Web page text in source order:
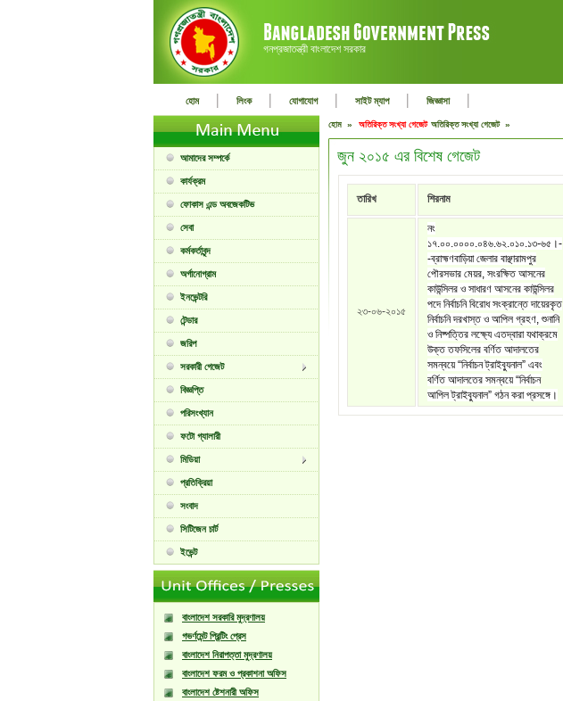
গনপ্রজাতন্ত্রী বাংলাদেশ সরকার
হোম | লিংক | যোগাযোগ | সাইট ম্যাপ | জিজ্ঞাসা |
আমাদের সম্পর্কে
কার্যক্রম
ফোকাস এন্ড অবজেকটিভ
সেবা
কর্মকর্তাবৃন্দ
অর্গানোগ্রাম
ইনভেন্টরি
টেন্ডার
জরিপ
সরকারী গেজেট
বিজ্ঞপ্তি
পরিসংখ্যান
ফটো গ্যালারী
মিডিয়া
প্রতিক্রিয়া
সংবাদ
সিটিজেন চার্ট
ইভেন্ট
বাংলাদেশ সরকারি মুদ্রণালয়
গভর্ণমেন্ট প্রিন্টিং প্রেস
বাংলাদেশ নিরাপত্তা মুদ্রণালয়
বাংলাদেশ ফরম ও প্রকাশনা অফিস
বাংলাদেশ ষ্টেশনারী অফিস
হোম » অতিরিক্ত সংখ্যা গেজেট অতিরিক্ত সংখ্যা গেজেট »
জুন ২০১৫ এর বিশেষ গেজেট
তারিখ শিরনাম
২৩-০৬-২০১৫
নং
১৭.০০.০০০০.০৪৬.৬২.০১০.১৩-৬৫।-
-ব্রাহ্মণবাড়িয়া জেলার বাঞ্ছারামপুর
পৌরসভার মেয়র, সংরক্ষিত আসনের
কাউন্সিলর ও সাধারণ আসনের কাউন্সিলর
পদে নির্বাচনি বিরোধ সংক্রান্তে দায়েরকৃত
নির্বাচনি দরখাস্ত ও আপিল গ্রহণ, শুনানি
ও নিষ্পত্তির লক্ষ্যে এতদ্বারা যথাক্রমে
উক্ত তফসিলের বর্ণিত আদালতের
সমন্বয়ে “নির্বাচন ট্রাইব্যুনাল” এবং
বর্ণিত আদালতের সমন্বয়ে “নির্বাচন
আপিল ট্রাইব্যুনাল” গঠন করা প্রসঙ্গে।